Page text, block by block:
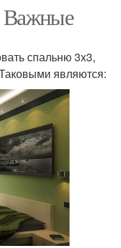
Важные
спальню 3х3,
являются: